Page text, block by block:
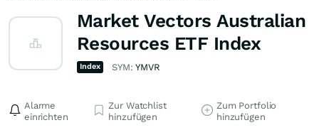
Market Vectors Australian
Resources ETF Index
Index SYM:YMVR
Alarme
einrichten
Zur Watchlist
hinzufügen
Zum Portfolio
hinzufügen